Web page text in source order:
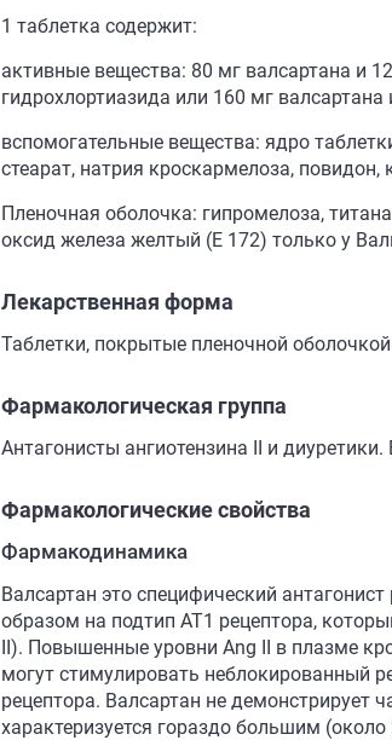
1 таблетка содержит:
активные вещества: 80 мг валсартана и
гидрохлортиазида или 160 мг
вспомогательные вещества: ядро
стеарат, натрия кроскармелоза,
Пленочная оболочка: гипромелоза,
оксид железа желтый (E 172) только у
Лекарственная форма
Таблетки, покрытые пленочной
Фармакологическая группа
Антагонисты ангиотензина II и
Фармакологические свойства
Фармакодинамика
Валсартан это специфический
образом на подтип AT1 рецептора,
II). Повышенные уровни Ang II в плазме
могут стимулировать неблокированный
рецептора. Валсартан не демонстрирует
характеризуется гораздо большим